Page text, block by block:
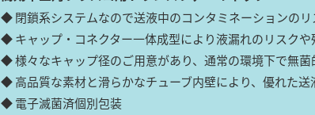
◆ 閉鎖系システムなので送液中のコンタミネーションのリ
◆ キャップ・コネクター一体成型により液漏れのリスクや
◆ 様々なキャップ径のご用意があり、通常の環境下で無菌
◆ 高品質な素材と滑らかなチューブ内壁により、優れた送
◆ 電子滅菌済個別包装